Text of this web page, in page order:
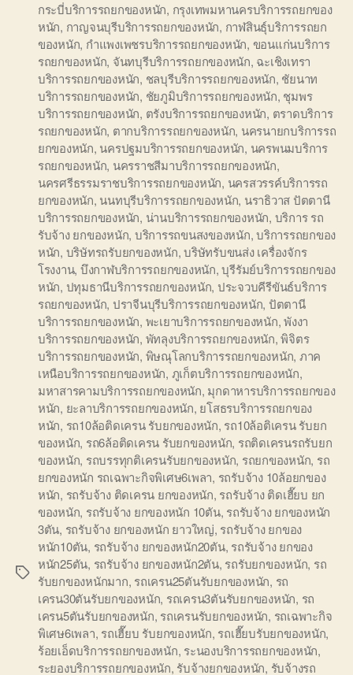
Tags
กระบี่บริการรถยกของหนัก, กรุงเทพมหานครบริการรถยกของ
หนัก, กาญจนบุรีบริการรถยกของหนัก, กาฬสินธุ์บริการรถยก
ของหนัก, กำแพงเพชรบริการรถยกของหนัก, ขอนแก่นบริการ
รถยกของหนัก, จันทบุรีบริการรถยกของหนัก, ฉะเชิงเทรา
บริการรถยกของหนัก, ชลบุรีบริการรถยกของหนัก, ชัยนาท
บริการรถยกของหนัก, ชัยภูมิบริการรถยกของหนัก, ชุมพร
บริการรถยกของหนัก, ตรังบริการรถยกของหนัก, ตราดบริการ
รถยกของหนัก, ตากบริการรถยกของหนัก, นครนายกบริการรถ
ยกของหนัก, นครปฐมบริการรถยกของหนัก, นครพนมบริการ
รถยกของหนัก, นครราชสีมาบริการรถยกของหนัก,
นครศรีธรรมราชบริการรถยกของหนัก, นครสวรรค์บริการรถ
ยกของหนัก, นนทบุรีบริการรถยกของหนัก, นราธิวาส ปัตตานี
บริการรถยกของหนัก, น่านบริการรถยกของหนัก, บริการ รถ
รับจ้าง ยกของหนัก, บริการรถขนสงของหนัก,บริการรถยกของ
หนัก, บริษัทรถรับยกของหนัก,บริษัทรับขนส่ง เครื่องจักร
โรงงาน, บึงกาฬบริการรถยกของหนัก,บุรีรัมย์บริการรถยกของ
หนัก, ปทุมธานีบริการรถยกของหนัก, ประจวบคีรีขันธ์บริการ
รถยกของหนัก, ปราจีนบุรีบริการรถยกของหนัก, ปัตตานี
บริการรถยกของหนัก, พะเยาบริการรถยกของหนัก,พังงา
บริการรถยกของหนัก, พัทลุงบริการรถยกของหนัก,พิจิตร
บริการรถยกของหนัก, พิษณุโลกบริการรถยกของหนัก, ภาค
เหนือบริการรถยกของหนัก, ภูเก็ตบริการรถยกของหนัก,
มหาสารคามบริการรถยกของหนัก, มุกดาหารบริการรถยกของ
หนัก, ยะลาบริการรถยกของหนัก, ยโสธรบริการรถยกของ
หนัก, รถ10ล้อติดเครน รับยกของหนัก, รถ10ล้อติเครน รับยก
ของหนัก, รถ6ล้อติดเครน รับยกของหนัก, รถติดเครนรถรับยก
ของหนัก, รถบรรทุกติเครนรับยกของหนัก, รถยกของหนัก, รถ
ยกของหนัก รถเฉพาะกิจพิเศษ6เพลา, รถรับจ้าง 10ล้อยกของ
หนัก, รถรับจ้าง ติดเครน ยกของหนัก, รถรับจ้าง ติดเฮี๊ยบ ยก
ของหนัก, รถรับจ้าง ยกของหนัก 10ตัน, รถรับจ้าง ยกของหนัก
3ตัน, รถรับจ้าง ยกของหนัก ยาวใหญ่, รถรับจ้าง ยกของ
หนัก10ตัน, รถรับจ้าง ยกของหนัก20ตัน, รถรับจ้าง ยกของ
หนัก25ตัน, รถรับจ้าง ยกของหนัก2ตัน, รถรับยกของหนัก, รถ
รับยกของหนักมาก, รถเครน25ตันรับยกของหนัก, รถ
เครน30ตันรับยกของหนัก, รถเครน3ตันรับยกของหนัก, รถ
เครน5ตันรับยกของหนัก, รถเครนรับยกของหนัก, รถเฉพาะกิจ
พิเศษ6เพลา, รถเฮี๊ยบ รับยกของหนัก, รถเฮี๊ยบรับยกของหนัก,
ร้อยเอ็ดบริการรถยกของหนัก, ระนองบริการรถยกของหนัก,
ระยองบริการรถยกของหนัก, รับจ้างยกของหนัก, รับจ้างรถ